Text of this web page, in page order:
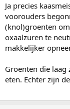
Ja precies
voorouders
(knol)groenten
oxaalzuren te
makkelijker
Groenten die
eten. Echter zijn